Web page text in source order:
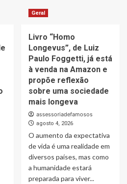
Geral
Livro “Homo
Longevus”, de Luiz
Paulo Foggetti, já está
à venda na Amazon e
propõe reflexão
sobre uma sociedade
mais longeva
assessoriadefamosos
agosto 4, 2026
O aumento da expectativa
de vida é uma realidade em
diversos países, mas como
a humanidade estará
preparada para viver...